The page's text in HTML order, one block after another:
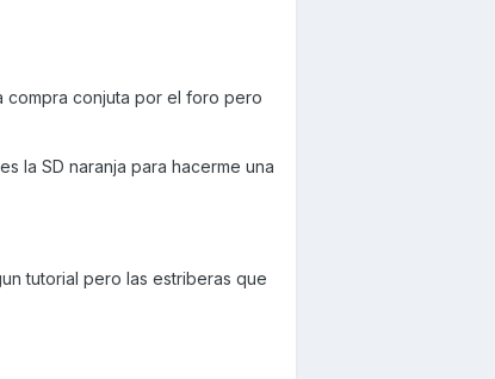
compra conjuta por el foro pero
la SD naranja para hacerme una
tutorial pero las estriberas que